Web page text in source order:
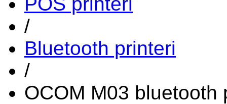
/
Bluetooth printeri
/
OCOM M03 bluetooth